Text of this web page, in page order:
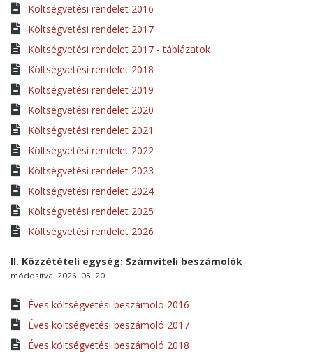
Költségvetési rendelet 2016
Költségvetési rendelet 2017
Költségvetési rendelet 2017 - táblázatok
Költségvetési rendelet 2018
Költségvetési rendelet 2019
Költségvetési rendelet 2020
Költségvetési rendelet 2021
Költségvetési rendelet 2022
Költségvetési rendelet 2023
Költségvetési rendelet 2024
Költségvetési rendelet 2025
Költségvetési rendelet 2026
II. Közzétételi egység: Számviteli beszámolók
módosítva: 2026. 05. 20.
Éves költségvetési beszámoló 2016
Éves költségvetési beszámoló 2017
Éves költségvetési beszámoló 2018